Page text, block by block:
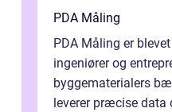
PDA Måling
PDA Måling er
ingeniører og
byggematerialers
leverer præcise data